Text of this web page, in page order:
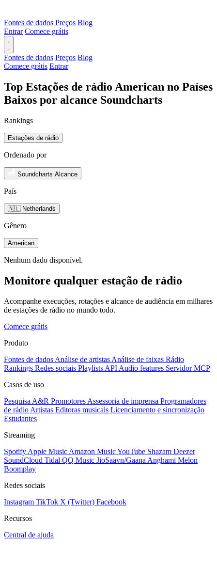
Fontes de dados Preços Blog
Entrar Comece grátis
Fontes de dados Preços Blog
Comece grátis Entrar
Top Estações de rádio American no Países
Baixos por alcance Soundcharts
Rankings
Estações de rádio
Ordenado por
Soundcharts Alcance
País
🇳🇱 Netherlands
Gênero
American
Nenhum dado disponível.
Monitore qualquer estação de rádio
Acompanhe execuções, rotações e alcance de audiência em milhares
de estações de rádio no mundo todo.
Comece grátis
Produto
Fontes de dados Análise de artistas Análise de faixas Rádio
Rankings Redes sociais Playlists API Audio features Servidor MCP
Casos de uso
Pesquisa A&R Promotores Assessoria de imprensa Programadores
de rádio Artistas Editoras musicais Licenciamento e sincronização
Estudantes
Streaming
Spotify Apple Music Amazon MusicYouTube Shazam Deezer
SoundCloud Tidal QQ Music JioSaavn/Gaana Anghami Melon
Boomplay
Redes sociais
Instagram TikTok X (Twitter) Facebook
Recursos
Central de ajuda